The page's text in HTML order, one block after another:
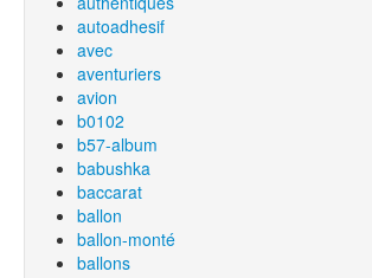
autoadhesif
avec
aventuriers
avion
b0102
b57-album
babushka
baccarat
ballon
ballon-monté
ballons